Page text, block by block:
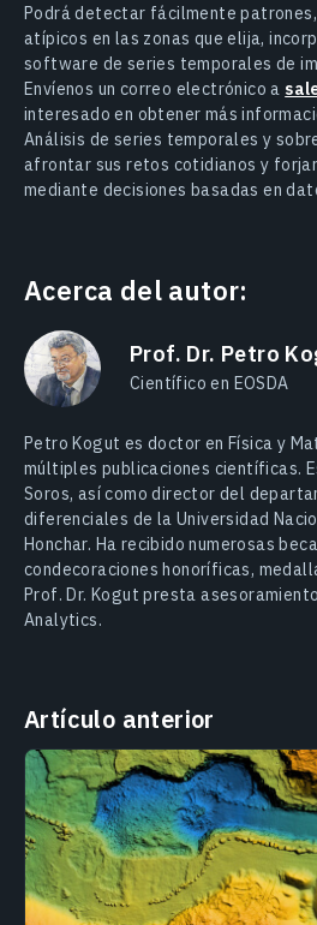
Podrá detectar fácilmente
atípicos en las zonas que elija,
software de series temporales de
Envíenos un correo electrónico a
interesado en obtener más
Análisis de series temporales y
afrontar sus retos cotidianos y
mediante decisiones basadas en
Acerca del autor:
Prof. Dr. Petro
Científico en EOSDA
Petro Kogut es doctor en Física y
múltiples publicaciones científicas.
Soros, así como director del
diferenciales de la Universidad
Honchar. Ha recibido numerosas
condecoraciones honoríficas,
Prof. Dr. Kogut presta
Analytics.
Artículo anterior